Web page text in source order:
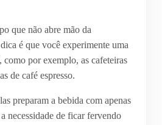
que não abre mão da
é que você experimente uma
como por exemplo, as cafeteiras
de café espresso.
preparam a bebida com apenas
necessidade de ficar fervendo